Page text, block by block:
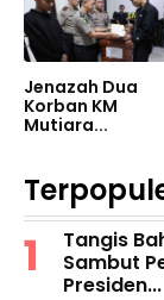
Jenazah Dua
Korban KM
Mutiara...
Tangis
Sambut
Presiden...